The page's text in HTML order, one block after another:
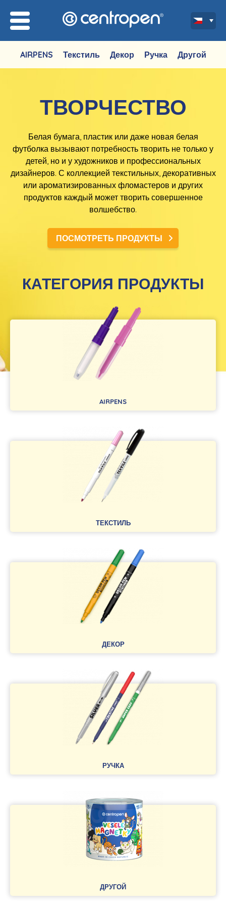
AIRPENS Текстиль Декор Ручка Другой
ТВОРЧЕСТВО
Белая бумага, пластик или даже новая белая
футболка вызывают потребность творить не только у
детей, но и у художников и профессиональных
дизайнеров. С коллекцией текстильных, декоративных
или ароматизированных фломастеров и других
продуктов каждый может творить совершенное
волшебство.
ПОСМОТРЕТЬ ПРОДУКТЫ
КАТЕГОРИЯ ПРОДУКТЫ
AIRPENS
ТЕКСТИЛЬ
ДЕКОР
РУЧКА
ДРУГОЙ